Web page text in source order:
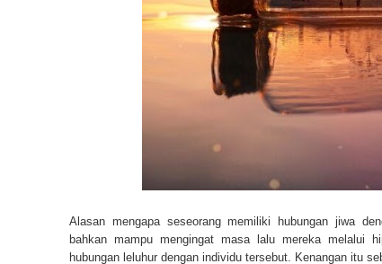
Alasan mengapa seseorang memiliki hubungan jiwa
bahkan mampu mengingat masa lalu mereka melalui
hubungan leluhur dengan individu tersebut. Kenangan itu